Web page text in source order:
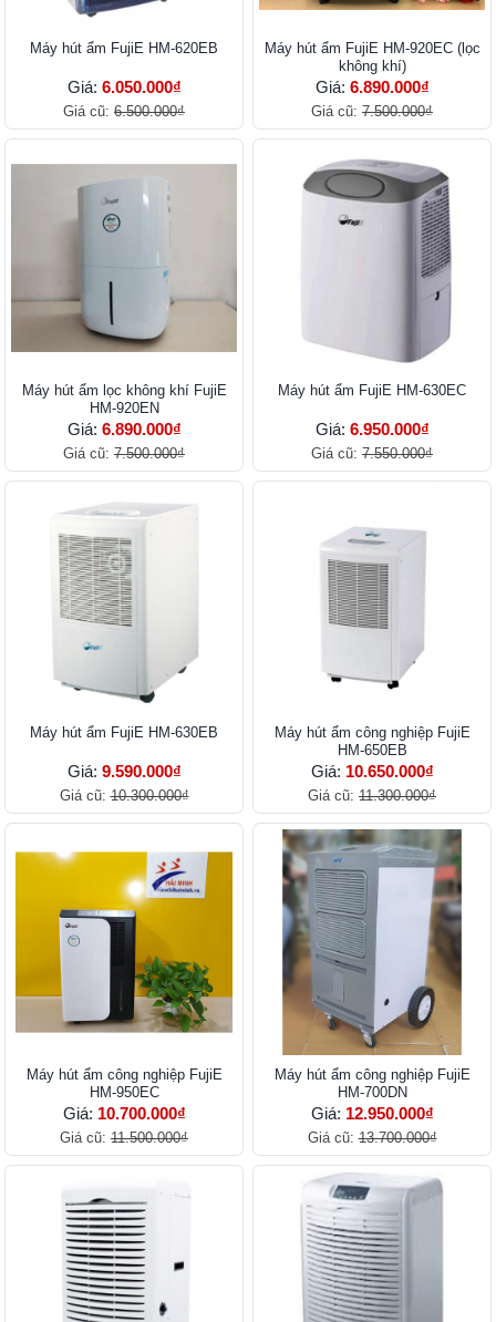
Máy hút ẩm FujiE HM-620EB
Giá: 6.050.000₫
Giá cũ: 6.500.000₫
Máy hút ẩm FujiE HM-920EC (lọc
không khí)
Giá: 6.890.000₫
Giá cũ: 7.500.000₫
Máy hút ẩm lọc không khí FujiE
HM-920EN
Giá: 6.890.000₫
Giá cũ: 7.500.000₫
Máy hút ẩm FujiE HM-630EC
Giá: 6.950.000₫
Giá cũ: 7.550.000₫
Máy hút ẩm FujiE HM-630EB
Giá: 9.590.000₫
Giá cũ:10.300.000₫
Máy hút ẩm công nghiệp FujiE
HM-650EB
Giá: 10.650.000₫
Giá cũ: 11.300.000₫
Máy hút ẩm công nghiệp FujiE
HM-950EC
Giá: 10.700.000₫
Giá cũ: 11.500.000₫
Máy hút ẩm công nghiệp FujiE
HM-700DN
Giá: 12.950.000₫
Giá cũ:13.700.000₫